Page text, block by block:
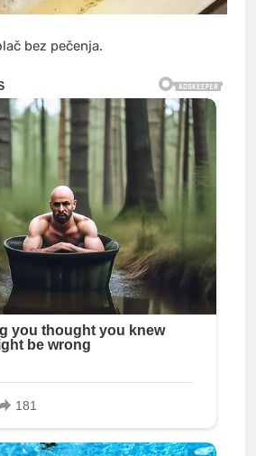
bez pečenja.